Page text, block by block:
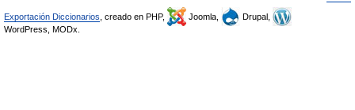
Exportación Diccionarios , creado en PHP, Joomla,
Drupal,
WordPress, MODx.